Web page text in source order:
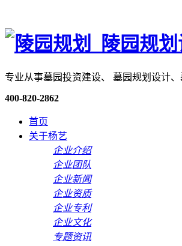
专业从事墓园投资建设、 墓园规划设计
400-820-2862
首页
关于杨艺
企业介绍
企业团队
企业新闻
企业资质
企业专利
企业文化
专题资讯